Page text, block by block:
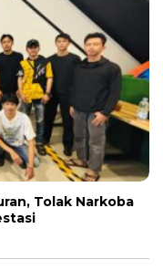
Tolak Narkoba